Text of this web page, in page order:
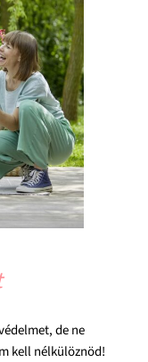
de ne
kell nélkülöznöd!